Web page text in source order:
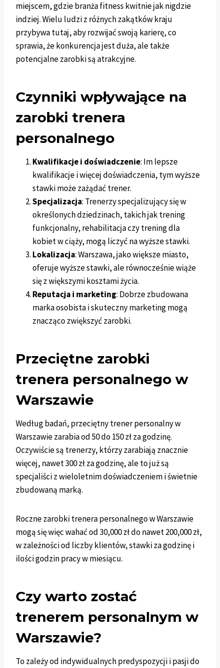
miejscem, gdzie branża fitness kwitnie jak nigdzie
indziej. Wielu ludzi z różnych zakątków kraju
przybywa tutaj, aby rozwijać swoją karierę, co
sprawia, że konkurencja jest duża, ale także
potencjalne zarobki są atrakcyjne.
Czynniki wpływające na
zarobki trenera
personalnego
Kwalifikacje i doświadczenie: Im lepsze
kwalifikacje i więcej doświadczenia, tym wyższe
stawki może zażądać trener.
Specjalizacja: Trenerzy specjalizujący się w
określonych dziedzinach, takich jak trening
funkcjonalny, rehabilitacja czy trening dla
kobiet w ciąży, mogą liczyć na wyższe stawki.
Lokalizacja: Warszawa, jako większe miasto,
oferuje wyższe stawki, ale równocześnie wiąże
się z większymi kosztami życia.
Reputacja i marketing: Dobrze zbudowana
marka osobista i skuteczny marketing mogą
znacząco zwiększyć zarobki.
Przeciętne zarobki
trenera personalnego w
Warszawie
Według badań, przeciętny trener personalny w
Warszawie zarabia od 50 do 150 zł za godzinę.
Oczywiście są trenerzy, którzy zarabiają znacznie
więcej, nawet 300 zł za godzinę, ale to już są
specjaliści z wieloletnim doświadczeniem i świetnie
zbudowaną marką.
Roczne zarobki trenera personalnego w Warszawie
mogą się więc wahać od 30,000 zł do nawet 200,000 zł,
w zależności od liczby klientów, stawki za godzinę i
ilości godzin pracy w miesiącu.
Czy warto zostać
trenerem personalnym w
Warszawie?
To zależy od indywidualnych predyspozycji i pasji do